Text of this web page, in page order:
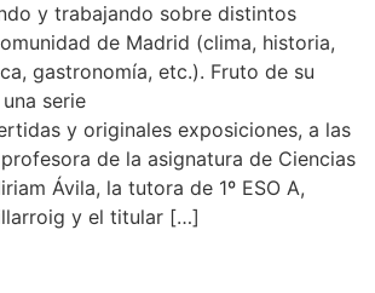
y trabajando sobre distintos
de Madrid (clima, historia,
gastronomía, etc.). Fruto de su
serie
y originales exposiciones, a las
de la asignatura de Ciencias
Ávila, la tutora de 1º ESO A,
y el titular […]